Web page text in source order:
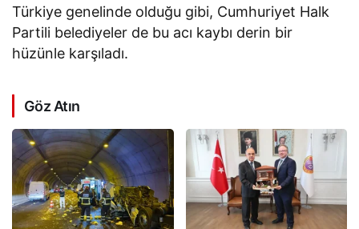
Türkiye genelinde olduğu gibi, Cumhuriyet Halk
Partili belediyeler de bu acı kaybı derin bir
hüzünle karşıladı.
Göz Atın